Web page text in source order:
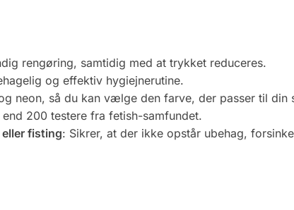
rengøring, samtidig med at trykket reduceres.
og effektiv hygiejnerutine.
neon, så du kan vælge den farve, der passer til din
200 testere fra fetish-samfundet.
fisting: Sikrer, at der ikke opstår ubehag,